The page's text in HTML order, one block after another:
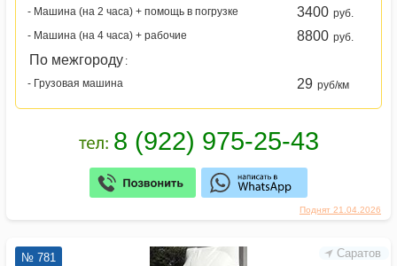
Поднят 21.04.2026
- Машина (на 2 часа) + помощь в погрузке
3400 руб.
- Машина (на 4 часа) + рабочие
8800 руб.
По межгороду :
- Грузовая машина
29 руб/км
Саратов
№ 781